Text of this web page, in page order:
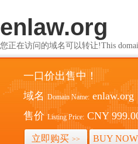
enlaw.org
您正在访问的域名可以转让!This
一口价出售中！
域名 Domain Name: enlaw.org
售价 Listing Price: CNY
立即购买 >> BUY NOW